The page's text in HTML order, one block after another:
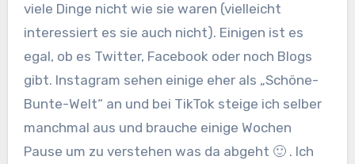
viele Dinge nicht wie sie waren (vielleicht
interessiert es sie auch nicht). Einigen ist es
egal, ob es Twitter, Facebook oder noch Blogs
gibt. Instagram sehen einige eher als „Schöne-
Bunte-Welt“ an und bei TikTok steige ich selber
manchmal aus und brauche einige Wochen
Pause um zu verstehen was da abgeht 🙂 . Ich